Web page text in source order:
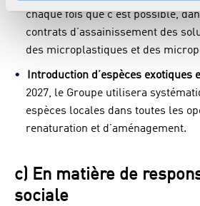
chaque fois que c’est possible,
contrats d’assainissement des
des microplastiques et des
Introduction d’espèces exotiques
2027, le Groupe utilisera
espèces locales dans toutes les
renaturation et d’aménagement.
c) En matière de
sociale